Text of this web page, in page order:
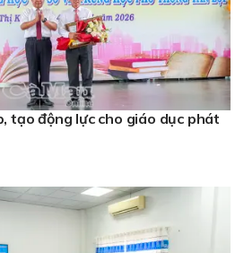
tạo động lực cho giáo dục phát